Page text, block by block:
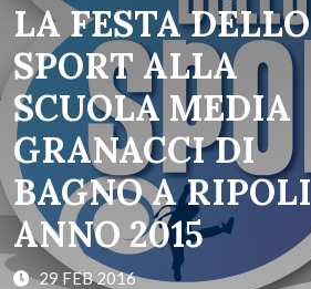
LA FESTA DELLO
SPORT ALLA
SCUOLA MEDIA
GRANACCI DI
BAGNO A RIPOLI
ANNO 2015
29 FEB 2016